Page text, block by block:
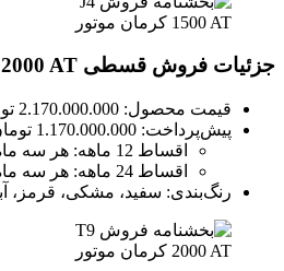
جزئیات فروش قسطی T9 2000 AT
قیمت محصول: 2.170.000.000 تومان
پیش‌پرداخت: 1.170.000.000 تومان
اقساط 12 ماهه: هر سه ماه یک چک به مبلغ 268.201.100 تومان
اقساط 24 ماهه: هر سه ماه یک چک به مبلغ 149.078.300 تومان
رنگ‌بندی: سفید، مشکی، قرمز،